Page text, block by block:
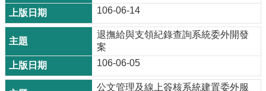
106-06-14
退撫給與支領紀錄查詢系統委外開發
案
106-06-05
公文管理及線上簽核系統建置委外服